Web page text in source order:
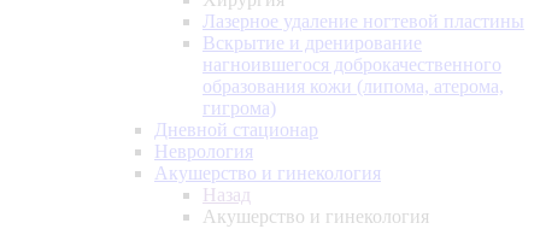
Лазерное удаление ногтевой пластины
Вскрытие и дренирование
нагноившегося доброкачественного
образования кожи (липома, атерома,
гигрома)
Дневной стационар
Неврология
Акушерство и гинекология
Назад
Акушерство и гинекология